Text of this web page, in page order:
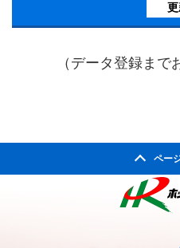
（データ登録まで
ペー